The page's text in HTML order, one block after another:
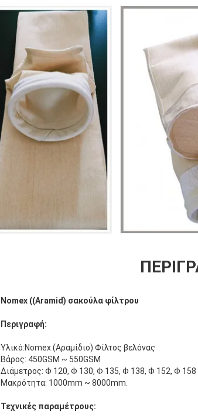
Nomex ((Aramid) σακούλα φίλτρου
Περιγραφή:
Υλικό:Nomex (Αραμίδιο) Φίλτος βελόνας
Βάρος: 450GSM ~ 550GSM
Διάμετρος: Φ 120, Φ 130, Φ 135, Φ 138, Φ 152, Φ 158
Μακρότητα: 1000mm ~ 8000mm.
Τεχνικές παραμέτρους: